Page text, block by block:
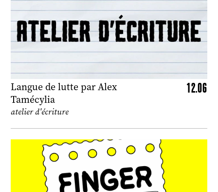
Langue de lutte par Alex
Tamécylia
12.06
atelier d'écriture